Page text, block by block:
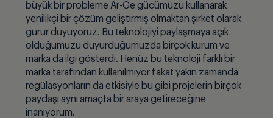
büyük bir probleme Ar-Ge gücümüzü kullanarak
yenilikçi bir çözüm geliştirmiş olmaktan şirket olarak
gurur duyuyoruz. Bu teknolojiyi paylaşmaya açık
olduğumuzu duyurduğumuzda birçok kurum ve
marka da ilgi gösterdi. Henüz bu teknoloji farklı bir
marka tarafından kullanılmıyor fakat yakın zamanda
regülasyonların da etkisiyle bu gibi projelerin birçok
paydaşı aynı amaçta bir araya getireceğine
inanıyorum.